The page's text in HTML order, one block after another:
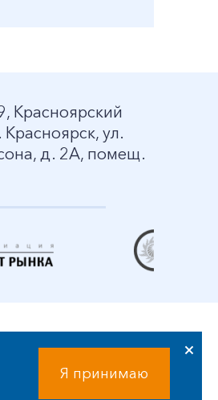
Красноярский
Красноярск, ул.
д. 2А, помещ.
Я принимаю